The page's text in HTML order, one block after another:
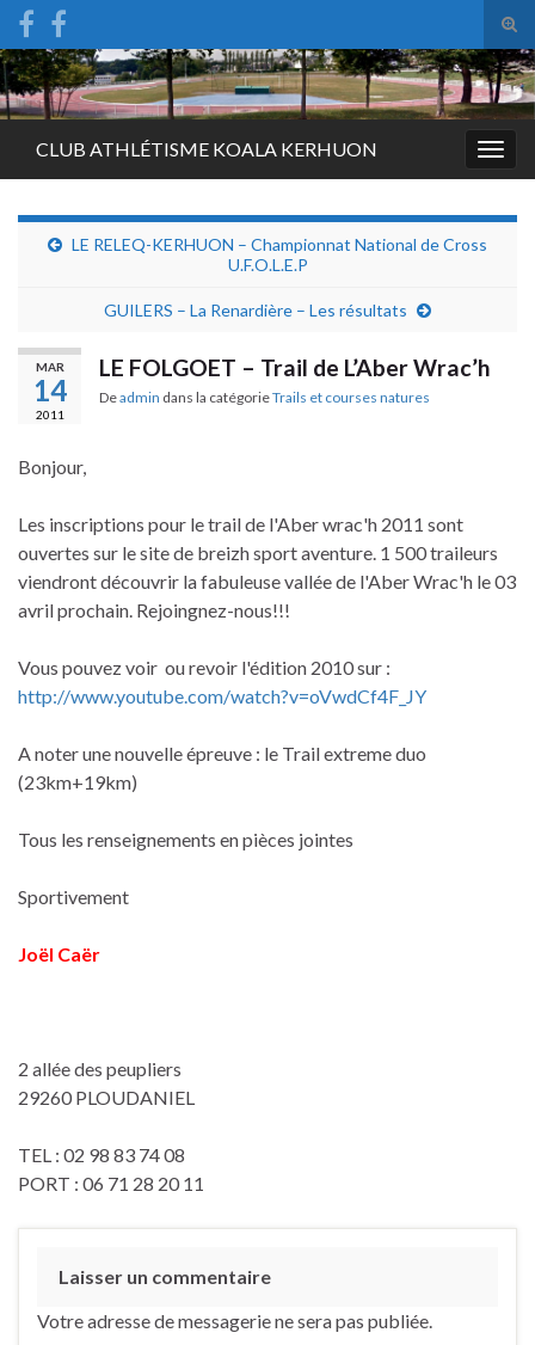
Search for:
CLUB ATHLÉTISME KOALA KERHUON
LE RELEQ-KERHUON – Championnat National de Cross
U.F.O.L.E.P
GUILERS – La Renardière – Les résultats
MAR
14
2011
LE FOLGOET – Trail de L’Aber Wrac’h
Deadmin dans la catégorieTrails et courses natures
Bonjour,
Les inscriptions pour le trail de l'Aber wrac'h 2011 sont
ouvertes sur le site de breizh sport aventure. 1 500 traileurs
viendront découvrir la fabuleuse vallée de l'Aber Wrac'h le 03
avril prochain. Rejoingnez-nous!!!
Vous pouvez voir ou revoir l'édition 2010 sur :
http://www.youtube.com/watch?v=oVwdCf4F_JY
A noter une nouvelle épreuve : le Trail extreme duo
(23km+19km)
Tous les renseignements en pièces jointes
Sportivement
Joël Caër
2 allée des peupliers
29260 PLOUDANIEL
TEL : 02 98 83 74 08
PORT : 06 71 28 20 11
Laisser un commentaire
Votre adresse de messagerie ne sera pas publiée.